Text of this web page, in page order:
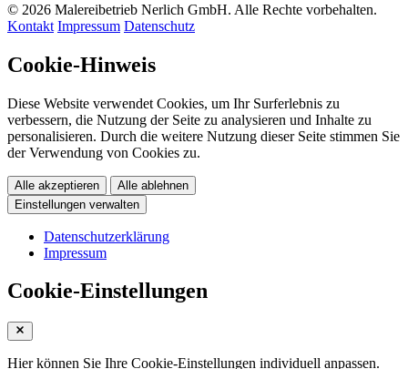
© 2026 Malereibetrieb Nerlich GmbH. Alle Rechte vorbehalten.
Kontakt Impressum Datenschutz
Cookie-Hinweis
Diese Website verwendet Cookies, um Ihr Surferlebnis zu
verbessern, die Nutzung der Seite zu analysieren und Inhalte zu
personalisieren. Durch die weitere Nutzung dieser Seite stimmen Sie
der Verwendung von Cookies zu.
Alle akzeptieren
Alle ablehnen
Einstellungen verwalten
Datenschutzerklärung
Impressum
Cookie-Einstellungen
Hier können Sie Ihre Cookie-Einstellungen individuell anpassen.